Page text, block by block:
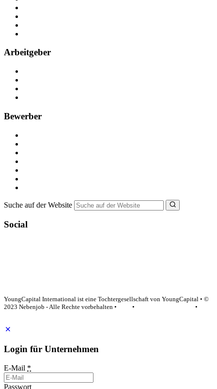
Arbeitgeber
Bewerber
Suche auf der Website
Social
YoungCapital International ist eine Tochtergesellschaft von YoungCapital • ©
2023 Nebenjob - Alle Rechte vorbehalten •
•
•
Login für Unternehmen
E-Mail *
Passwort